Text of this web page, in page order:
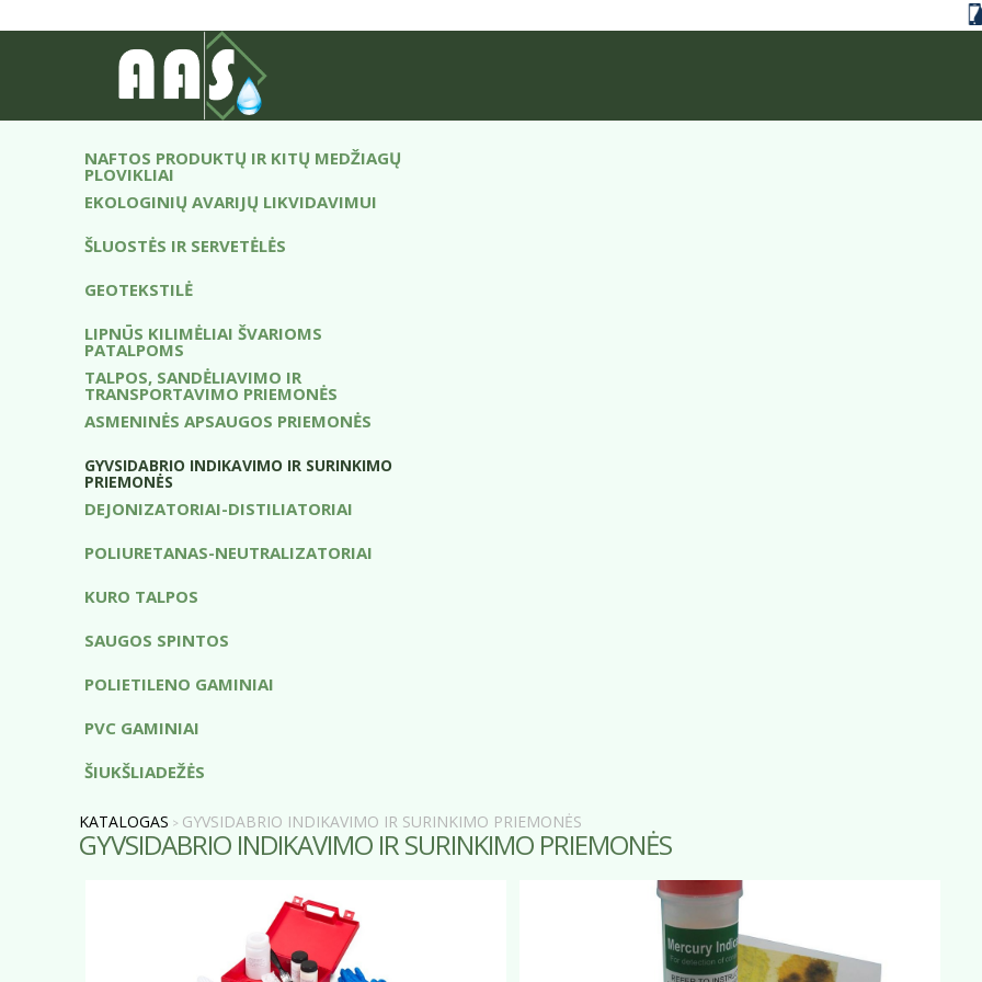
ABSORBENTAI
VANDENS PARUOŠIMO ĮRANGA
DISTILIUOTAS VANDUO
NAFTOS PRODUKTŲ IR KITŲ MEDŽIAGŲ
PLOVIKLIAI
EKOLOGINIŲ AVARIJŲ LIKVIDAVIMUI
ŠLUOSTĖS IR SERVETĖLĖS
GEOTEKSTILĖ
LIPNŪS KILIMĖLIAI ŠVARIOMS
PATALPOMS
TALPOS, SANDĖLIAVIMO IR
TRANSPORTAVIMO PRIEMONĖS
ASMENINĖS APSAUGOS PRIEMONĖS
GYVSIDABRIO INDIKAVIMO IR SURINKIMO
PRIEMONĖS
DEJONIZATORIAI-DISTILIATORIAI
POLIURETANAS-NEUTRALIZATORIAI
KURO TALPOS
SAUGOS SPINTOS
POLIETILENO GAMINIAI
PVC GAMINIAI
ŠIUKŠLIADEŽĖS
KATALOGAS > GYVSIDABRIO INDIKAVIMO IR SURINKIMO PRIEMONĖS
GYVSIDABRIO INDIKAVIMO IR SURINKIMO PRIEMONĖS